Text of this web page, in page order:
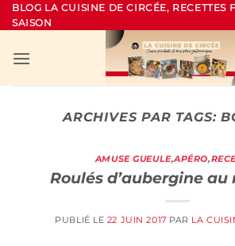
Passer
au
BLOG LA CUISINE DE CIRCÉE, RECETTES
SAISON
ARCHIVES PAR TAGS:
AMUSE GUEULE,APÉRO,
Roulés d’aubergine
PUBLIÉ LE 22 JUIN 2017 PAR LA